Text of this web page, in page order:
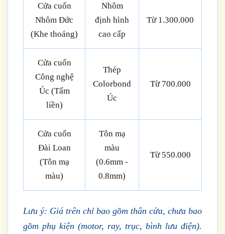
Cửa cuốn
Nhôm Đức
(Khe thoáng)
Nhôm
định hình
cao cấp
Từ 1.300.000
Cửa cuốn
Công nghệ
Úc (Tấm
liền)
Thép
Colorbond
Úc
Từ 700.000
Cửa cuốn
Đài Loan
(Tôn mạ
màu)
Tôn mạ
màu
(0.6mm -
0.8mm)
Từ 550.000
Lưu ý: Giá trên chỉ bao gồm thân cửa, chưa bao
gồm phụ kiện (motor, ray, trục, bình lưu điện).